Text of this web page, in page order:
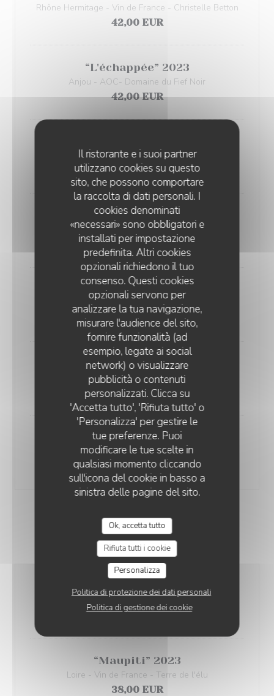
Il ristorante e i suoi partner
utilizzano cookies su questo
sito, che possono comportare
la raccolta di dati personali. I
cookies denominati
«necessari» sono obbligatori e
installati per impostazione
predefinita. Altri cookies
opzionali richiedono il tuo
consenso. Questi cookies
opzionali servono per
analizzare la tua navigazione,
misurare l'audience del sito,
fornire funzionalità (ad
esempio, legate ai social
network) o visualizzare
pubblicità o contenuti
personalizzati. Clicca su
'Accetta tutto', 'Rifiuta tutto' o
'Personalizza' per gestire le
tue preferenze. Puoi
modificare le tue scelte in
qualsiasi momento cliccando
sull'icona del cookie in basso a
sinistra delle pagine del sito.
Ok, accetta tutto
Rifiuta tutti i cookie
Personalizza
Politica di protezione dei dati personali
Politica di gestione dei cookie
Rhône Hermitage - Vin de France - Christelle Betton
42,00 EUR
“L'échappée” 2023
Anjou - AOC- Domaine du Fief Noir
42,00 EUR
Languedoc - Vin de France - Villa Tempora
46,00 EUR
“Les Lucioles” 2021
Languedoc Roussillon - AOC - Domaine Modat
65,00 EUR
“François 1er” 2019
Loire - AOC Domaine des Huards
65,00 EUR
"Les Genièvrières" 2022
Saône-et-Loire - AOC - Domaine Guillot-Broux
75,00 EUR
"Asphodèle" 2019
Bordeaux - AOC - Château Climens
90,00 EUR
VINS ROUGES
Bouteille 75cl
“Bergerie” 2021
Pays d'Oc - IGP - Domaine de Cantaussel
36,00 EUR
“Maupiti” 2023
Loire - Vin de France - Terre de l'élu
38,00 EUR